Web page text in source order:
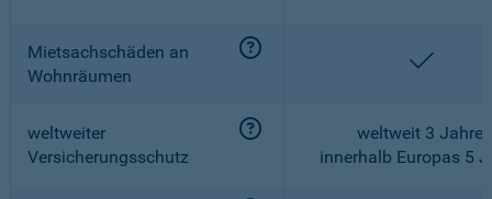
Mietsachschäden an
Wohnräumen
weltweiter
Versicherungsschutz
weltweit 3 Jahre,
innerhalb Europas 5